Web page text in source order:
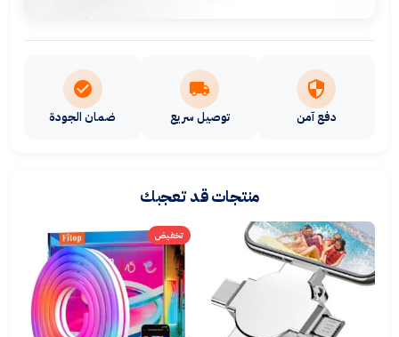
دفع آمن توصيل سريع ضمان الجودة
منتجات قد تعجبك
تخفيض